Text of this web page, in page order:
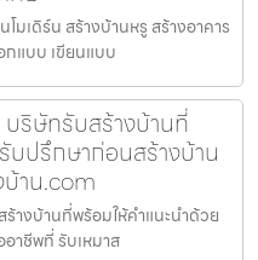
มเดิร์น สร้างบ้านหรู สร้างอาคาร
กแบบ เขียนแบบ
บริษัทรับสร้างบ้านที่
บปรึกษาก่อนสร้างบ้าน
าน.com
างบ้านที่พร้อมให้คำแนะนำด้วย
าชีพที่ รับเหมาส